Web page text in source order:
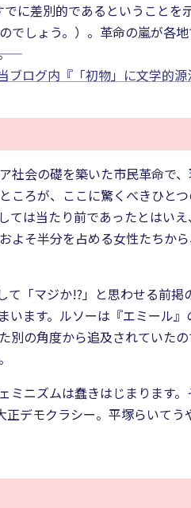
に差別的であるということを
しょう。） 。革命の嵐が各
ブログ内『「初物」に文学的源
会の礎を築いた市民革命で
ろが、ここに驚くべきひと
は当たり前であったとはい
よそ半分を占める女性たちか
「マジか!?」と思わせる前掲
います。ルソーは『エミール
別の角度から追及されていた
ニズムは蠢きはじまります
デモクラシー。平塚らいて